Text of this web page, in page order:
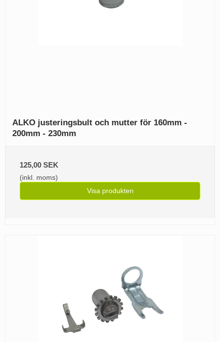
ALKO justeringsbult och mutter för 160mm -
200mm - 230mm
125,00 SEK
(inkl. moms)
Visa produkten